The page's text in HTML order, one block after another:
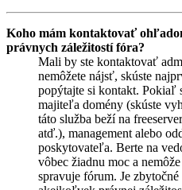
Koho mám kontaktovať
právnych záležitostí fóra?
Mali by ste kontaktovať
nemôžete nájsť, skúste
popýtajte si kontakt. Pokiaľ
majiteľa domény (skúste
táto služba beží na
atď.), management alebo
poskytovateľa. Berte na
vôbec žiadnu moc a
spravuje fórum. Je